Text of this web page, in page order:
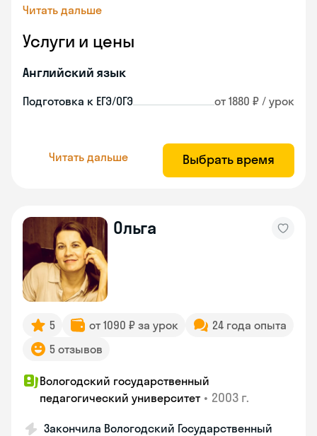
Читать дальше
Услуги и цены
Английский язык
Подготовка к ЕГЭ/ОГЭ от 1880 ₽ / урок
Читать дальше Выбрать время
Ольга
5 от 1090 ₽ за урок
24 года опыта
5 отзывов
Вологодский государственный
педагогический университет • 2003 г.
Закончила Вологодский Государственный